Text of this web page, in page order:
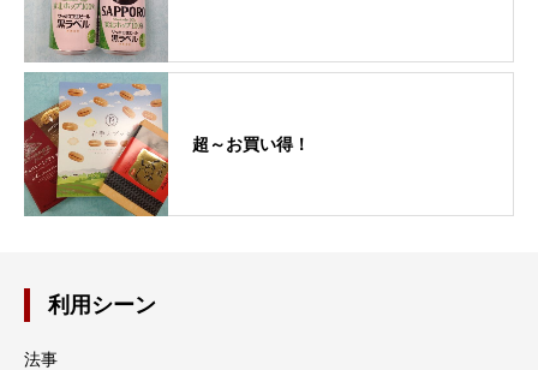
超～お買い得！
利用シーン
法事